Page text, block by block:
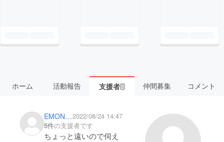
ホーム 活動報告 支援者 2 仲間募集 コメント
EMONCHAN2022/08/24 14:47
5件の支援者です
ちょっと遠いので伺え